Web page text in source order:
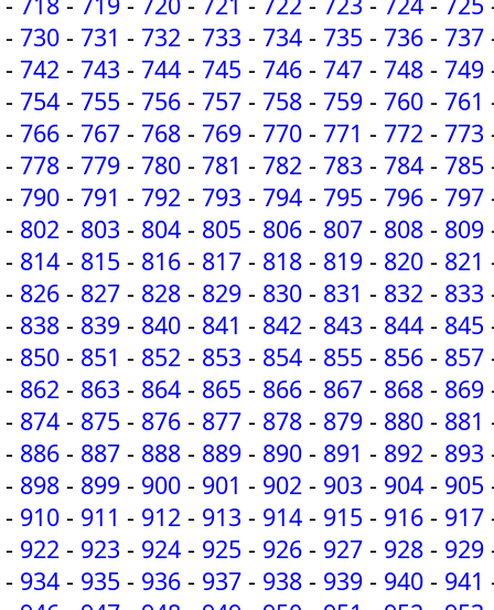
- 730 - 731 - 732 - 733 - 734 - 735 - 736 - 737
- 742 - 743 - 744 - 745 - 746 - 747 - 748 - 749
- 754 - 755 - 756 - 757 - 758 - 759 - 760 - 761
- 766 - 767 - 768 - 769 - 770 - 771 - 772 - 773
- 778 - 779 - 780 - 781 - 782 - 783 - 784 - 785
- 790 - 791 - 792 - 793 - 794 - 795 - 796 - 797
- 802 - 803 - 804 - 805 - 806 - 807 - 808 - 809
- 814 - 815 - 816 - 817 - 818 - 819 - 820 - 821
- 826 - 827 - 828 - 829 - 830 - 831 - 832 - 833
- 838 - 839 - 840 - 841 - 842 - 843 - 844 - 845
- 850 - 851 - 852 - 853 - 854 - 855 - 856 - 857
- 862 - 863 - 864 - 865 - 866 - 867 - 868 - 869
- 874 - 875 - 876 - 877 - 878 - 879 - 880 - 881
- 886 - 887 - 888 - 889 - 890 - 891 - 892 - 893
- 898 - 899 - 900 - 901 - 902 - 903 - 904 - 905
- 910 - 911 - 912 - 913 - 914 - 915 - 916 - 917
- 922 - 923 - 924 - 925 - 926 - 927 - 928 - 929
- 934 - 935 - 936 - 937 - 938 - 939 - 940 - 941